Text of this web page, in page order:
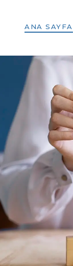
ANA SAYFA